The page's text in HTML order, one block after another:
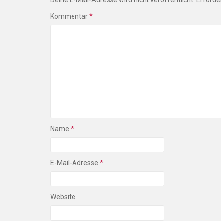
Kommentar*
Name *
E-Mail-Adresse *
Website